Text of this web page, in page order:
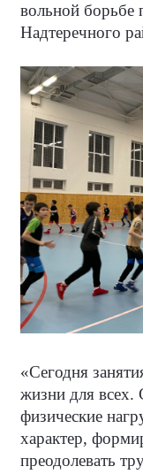
вольной борьбе
Надтеречного
«Сегодня
жизни для всех.
физические
характер,
преодолевать